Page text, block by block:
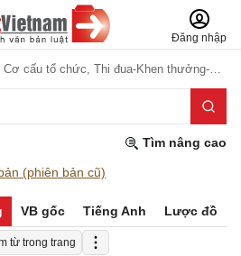
Đăng nhập
Cơ cấu tổ chức, Thi đua-Khen thưởng-Kỷ luật
Tìm nâng cao
(phiên bản cũ)
VB gốc Tiếng Anh Lược đồ
từ trong trang